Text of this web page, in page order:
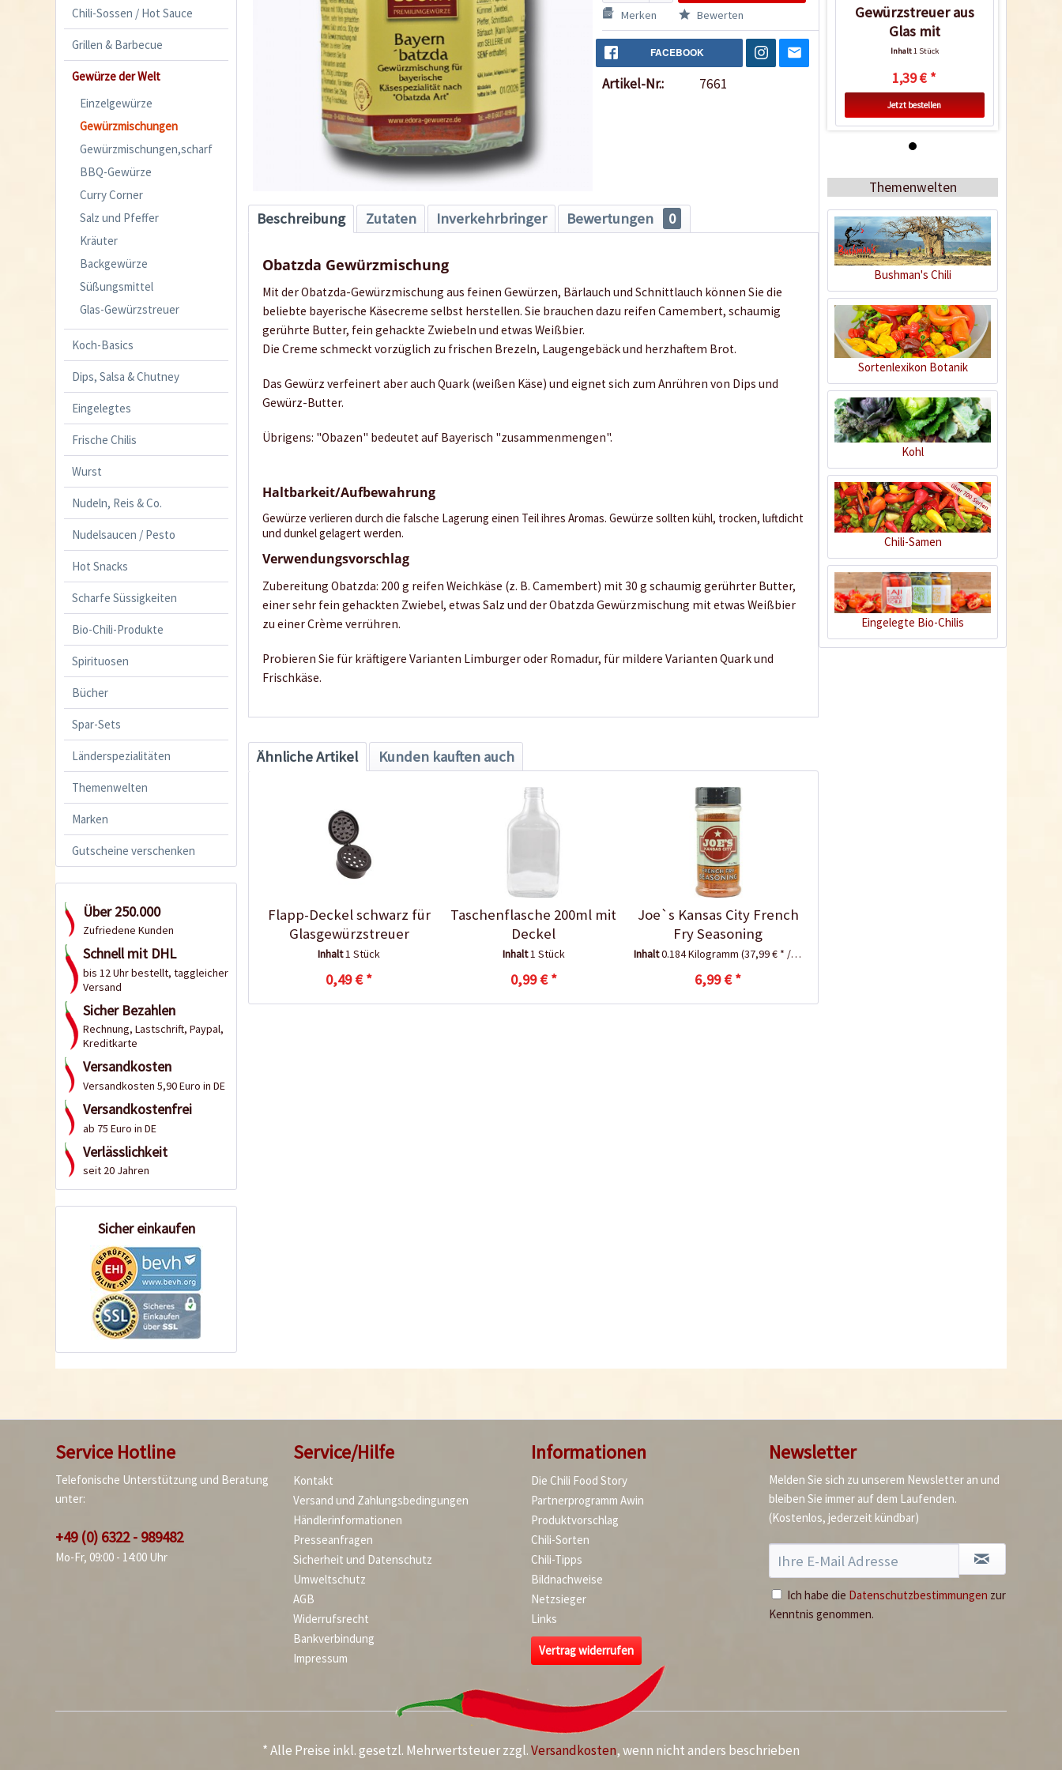
Chili-Sossen / Hot Sauce
Grillen & Barbecue
Gewürze der Welt
Einzelgewürze
Gewürzmischungen
Gewürzmischungen,scharf
BBQ-Gewürze
Curry Corner
Salz und Pfeffer
Kräuter
Backgewürze
Süßungsmittel
Glas-Gewürzstreuer
Koch-Basics
Dips, Salsa & Chutney
Eingelegtes
Frische Chilis
Wurst
Nudeln, Reis & Co.
Nudelsaucen / Pesto
Hot Snacks
Scharfe Süssigkeiten
Bio-Chili-Produkte
Spirituosen
Bücher
Spar-Sets
Länderspezialitäten
Themenwelten
Marken
Gutscheine verschenken
Über 250.000
Zufriedene Kunden
Schnell mit DHL
bis 12 Uhr bestellt, taggleicher
Versand
Sicher Bezahlen
Rechnung, Lastschrift, Paypal,
Kreditkarte
Versandkosten
Versandkosten 5,90 Euro in DE
Versandkostenfrei
ab 75 Euro in DE
Verlässlichkeit
seit 20 Jahren
Sicher einkaufen
Merken Bewerten
FACEBOOK
Artikel-Nr.: 7661
Beschreibung Zutaten Inverkehrbringer Bewertungen 0
Obatzda Gewürzmischung
Mit der Obatzda-Gewürzmischung aus feinen Gewürzen, Bärlauch und Schnittlauch können Sie die
beliebte bayerische Käsecreme selbst herstellen. Sie brauchen dazu reifen Camembert, schaumig
gerührte Butter, fein gehackte Zwiebeln und etwas Weißbier.
Die Creme schmeckt vorzüglich zu frischen Brezeln, Laugengebäck und herzhaftem Brot.
Das Gewürz verfeinert aber auch Quark (weißen Käse) und eignet sich zum Anrühren von Dips und
Gewürz-Butter.
Übrigens: "Obazen" bedeutet auf Bayerisch "zusammenmengen".
Haltbarkeit/Aufbewahrung
Gewürze verlieren durch die falsche Lagerung einen Teil ihres Aromas. Gewürze sollten kühl, trocken, luftdicht
und dunkel gelagert werden.
Verwendungsvorschlag
Zubereitung Obatzda: 200 g reifen Weichkäse (z. B. Camembert) mit 30 g schaumig gerührter Butter,
einer sehr fein gehackten Zwiebel, etwas Salz und der Obatzda Gewürzmischung mit etwas Weißbier
zu einer Crème verrühren.
Probieren Sie für kräftigere Varianten Limburger oder Romadur, für mildere Varianten Quark und
Frischkäse.
Ähnliche Artikel Kunden kauften auch
Flapp-Deckel schwarz für
Glasgewürzstreuer
Inhalt1 Stück
0,49 € *
Taschenflasche 200ml mit
Deckel
Inhalt1 Stück
0,99 € *
Joe`s Kansas City French
Fry Seasoning
Inhalt0.184 Kilogramm (37,99 € * / 1 Kilogramm)
6,99 € *
Gewürzstreuer aus
Glas mit
Flapperdeckel
Inhalt1 Stück
1,39 € *
Jetzt bestellen
Gewürzstreuer aus
Glas mit
Flapperdeckel
Inhalt1 Stück
1,39 € *
Jetzt bestellen
Themenwelten
Bushman's Chili
Sortenlexikon Botanik
Kohl
Chili-Samen
Eingelegte Bio-Chilis
Service Hotline
Telefonische Unterstützung und Beratung
unter:
+49 (0) 6322 - 989482
Mo-Fr, 09:00 - 14:00 Uhr
Service/Hilfe
Kontakt
Versand und Zahlungsbedingungen
Händlerinformationen
Presseanfragen
Sicherheit und Datenschutz
Umweltschutz
AGB
Widerrufsrecht
Bankverbindung
Impressum
Informationen
Die Chili Food Story
Partnerprogramm Awin
Produktvorschlag
Chili-Sorten
Chili-Tipps
Bildnachweise
Netzsieger
Links
Vertrag widerrufen
Newsletter
Melden Sie sich zu unserem Newsletter an und
bleiben Sie immer auf dem Laufenden.
(Kostenlos, jederzeit kündbar)
Ich habe die Datenschutzbestimmungen zur
Kenntnis genommen.
* Alle Preise inkl. gesetzl. Mehrwertsteuer zzgl.Versandkosten, wenn nicht anders beschrieben